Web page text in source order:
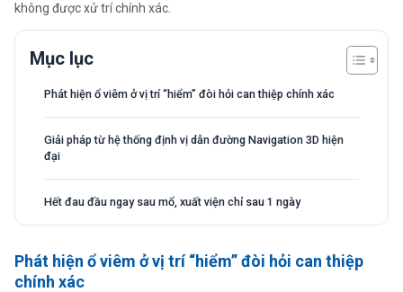
không được xử trí chính xác.
Mục lục
Phát hiện ổ viêm ở vị trí “hiểm” đòi hỏi can thiệp chính xác
Giải pháp từ hệ thống định vị dẫn đường Navigation 3D hiện
đại
Hết đau đầu ngay sau mổ, xuất viện chỉ sau 1 ngày
Phát hiện ổ viêm ở vị trí “hiểm” đòi hỏi can thiệp
chính xác